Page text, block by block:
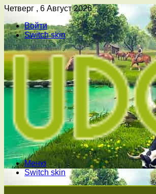
Четверг , 6 Август 2026
Войти
Switch skin
Меню
Switch skin